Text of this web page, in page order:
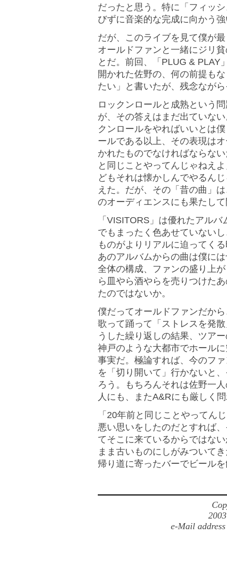
だったと思う。特に「フィッ
びずに音楽的な完成に向かう
だが、このライブを見て僕が
オールドファンと一緒にジリ
とだ。前回、「PLUG & PLAY
開かれた佐野の、何の前提も
たい」と書いたが、残念なが
ロックンロールと成熟という
が、その答えはまだ出ていな
クンロールをやればいいとは
ールである以上、その表現は
かれたものでなければならな
と同じことやってんじゃねえ
どもそれは懐かしんでやるん
えた。だが、その「昔の曲」
のオーディエンスにも果たし
「VISITORS」は優れたアル
でもまったく色あせていない
ものがよりリアルに迫ってく
あのアルバムからの曲は僕に
全体の構成、ファンの盛り上
ら皿やら酒やらを売りつけた
たのではないか。
僕だってオールドファンだか
歌って踊って「ストレスを発
うした繰り返しの結果、ツア
神戸のような大都市でホール
事実だ。極論すれば、今のフ
を「切り開いて」行かないと
ろう。もちろんそれは佐野一
人にも、またA&Rにも厳しく
「20年前と同じことやってん
悪い思いをしたのだとすれば
てそこに来ているからではな
まま古いものにしがみついて
帰り道に寄ったバーでビール
e-Mail